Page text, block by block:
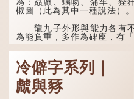
為：贔屭、螭吻、蒲牢、狴
椒圖（此為其中一種說法）。
龍九子外形與能力各有不
為能負重，多作為碑座，有
冷僻字系列｜
虤與豩